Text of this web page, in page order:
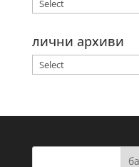
лични архиви